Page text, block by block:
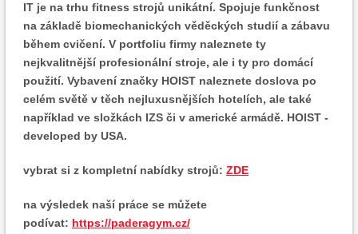
IT je na trhu fitness strojů unikátní. Spojuje funkčnost
na základě biomechanických věděckých studií a zábavu
během cvičení. V portfoliu firmy naleznete ty
nejkvalitnější profesionální stroje, ale i ty pro domácí
použití. Vybavení značky HOIST naleznete doslova po
celém světě v těch nejluxusnějších hotelích, ale také
například ve složkách IZS či v americké armádě. HOIST -
developed by USA.
vybrat si z kompletní nabídky strojů: ZDE
na výsledek naší práce se můžete
podívat: https://paderagym.cz/